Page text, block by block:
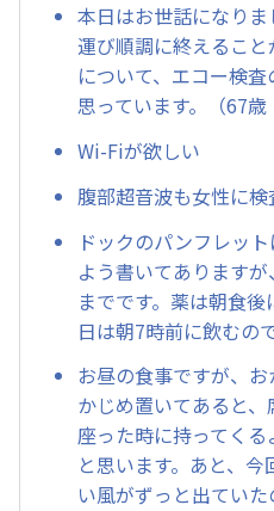
本日はお世話になり
運び順調に終えるこ
について、エコー検
思っています。（67歳
Wi-Fiが欲しい
腹部超音波も女性に
ドックのパンフレッ
よう書いてあります
までです。薬は朝食
日は朝7時前に飲むの
お昼の食事ですが、
かじめ置いてあると
座った時に持ってく
と思います。あと、
い風がずっと出ていた